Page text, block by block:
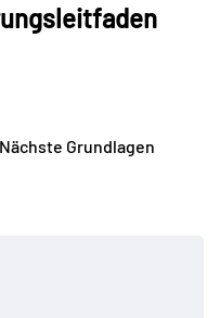
Grundlagen